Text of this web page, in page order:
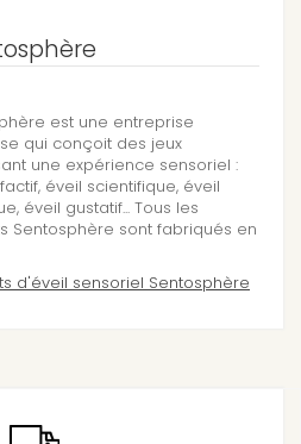
est une entreprise
qui conçoit des jeux
une expérience sensoriel :
éveil scientifique, éveil
éveil gustatif... Tous les
Sentosphère sont fabriqués en
d'éveil sensoriel Sentosphère